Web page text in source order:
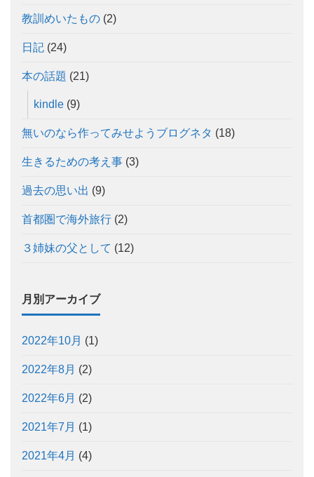
教訓めいたもの (2)
日記 (24)
本の話題 (21)
kindle (9)
無いのなら作ってみせようブログネタ (18)
生きるための考え事 (3)
過去の思い出 (9)
首都圏で海外旅行 (2)
３姉妹の父として (12)
月別アーカイブ
2022年10月 (1)
2022年8月 (2)
2022年6月 (2)
2021年7月 (1)
2021年4月 (4)